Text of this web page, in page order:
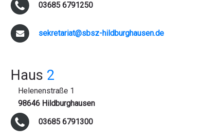
03685 6791250
sekretariat@sbsz-hildburghausen.de
Haus 2
Helenenstraße 1
98646 Hildburghausen
03685 6791300